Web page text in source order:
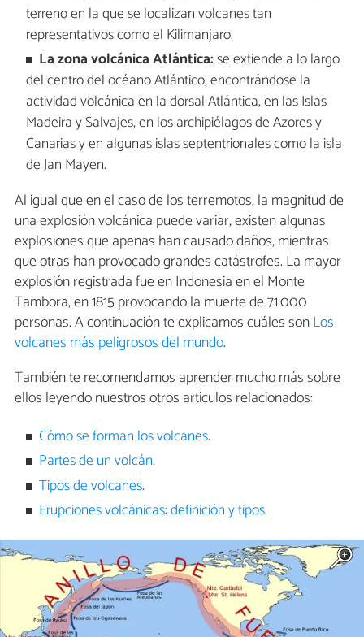
terreno en la que se localizan volcanes tan
representativos como el Kilimanjaro.
La zona volcánica Atlántica:se extiende a lo largo
del centro del océano Atlántico, encontrándose la
actividad volcánica en la dorsal Atlántica, en las Islas
Madeira y Salvajes, en los archipiélagos de Azores y
Canarias y en algunas islas septentrionales como la isla
de Jan Mayen.
Al igual que en el caso de los terremotos, la magnitud de
una explosión volcánica puede variar, existen algunas
explosiones que apenas han causado daños, mientras
que otras han provocado grandes catástrofes. La mayor
explosión registrada fue en Indonesia en el Monte
Tambora, en 1815 provocando la muerte de 71.000
personas. A continuación te explicamos cuáles sonLos
volcanes más peligrosos del mundo.
También te recomendamos aprender mucho más sobre
ellos leyendo nuestros otros artículos relacionados:
Cómo se forman los volcanes.
Partes de un volcán.
Tipos de volcanes.
Erupciones volcánicas: definición y tipos.